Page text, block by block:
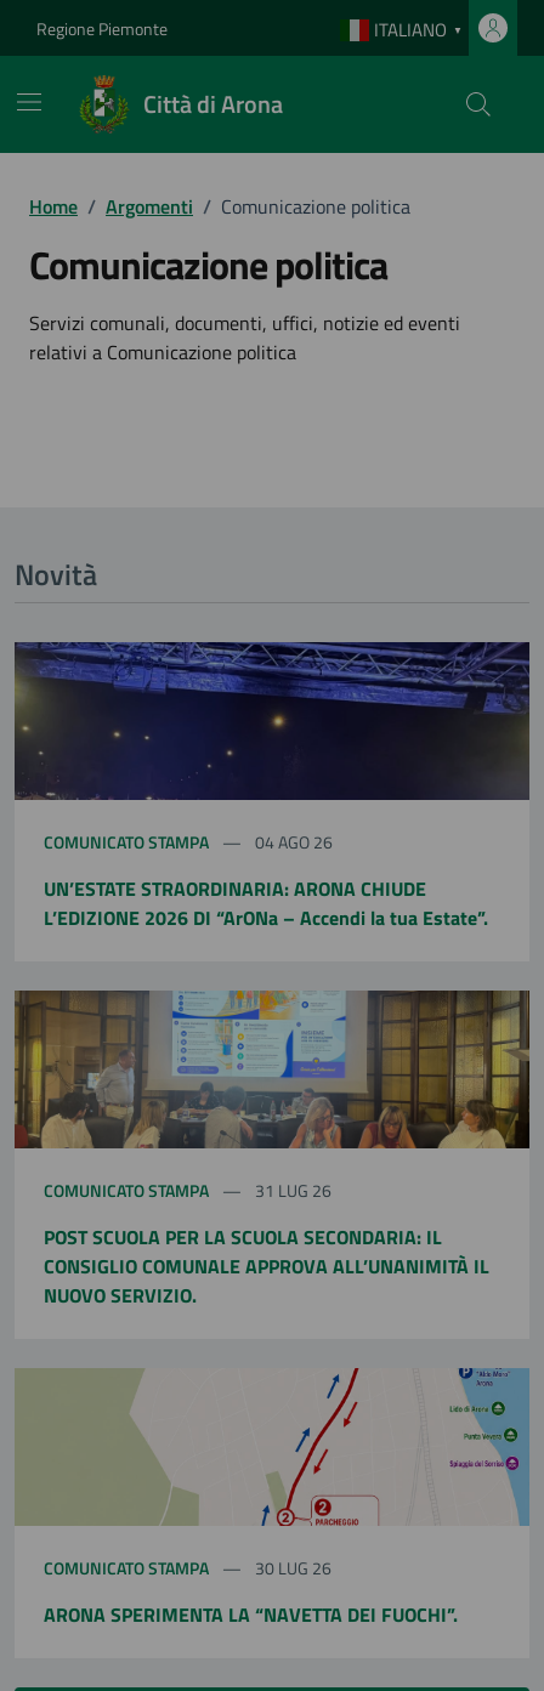
Regione Piemonte ITALIANO ▼
Città di Arona
Home / Argomenti / Comunicazione politica
Comunicazione politica
Dettagli dell'argomento
Servizi comunali, documenti, uffici, notizie ed eventi
relativi a Comunicazione politica
Novità
COMUNICATO STAMPA 04 AGO 26
UN’ESTATE STRAORDINARIA: ARONA CHIUDE
L’EDIZIONE 2026 DI “ArONa – Accendi la tua Estate”.
COMUNICATO STAMPA 31 LUG 26
POST SCUOLA PER LA SCUOLA SECONDARIA: IL
CONSIGLIO COMUNALE APPROVA ALL’UNANIMITÀ IL
NUOVO SERVIZIO.
COMUNICATO STAMPA 30 LUG 26
ARONA SPERIMENTA LA “NAVETTA DEI FUOCHI”.